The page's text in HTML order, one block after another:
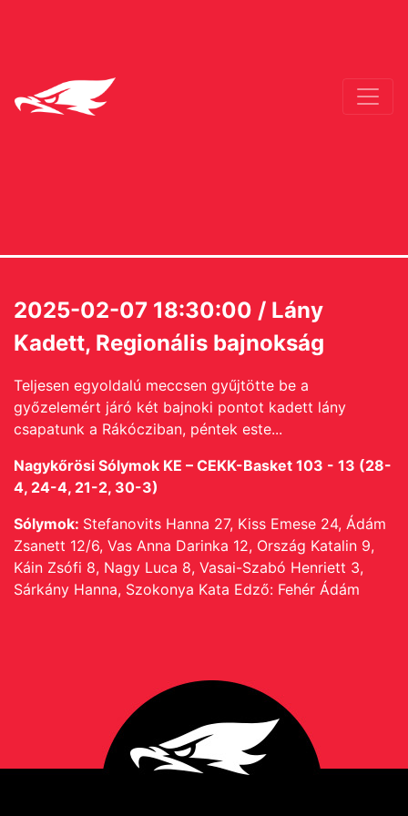
2025-02-07 18:30:00 / Lány
Kadett, Regionális bajnokság
Teljesen egyoldalú meccsen gyűjtötte be a
győzelemért járó két bajnoki pontot kadett lány
csapatunk a Rákócziban, péntek este...
Nagykőrösi Sólymok KE – CEKK-Basket 103 - 13 (28-
4, 24-4, 21-2, 30-3)
Sólymok: Stefanovits Hanna 27, Kiss Emese 24, Ádám
Zsanett 12/6, Vas Anna Darinka 12, Ország Katalin 9,
Káin Zsófi 8, Nagy Luca 8, Vasai-Szabó Henriett 3,
Sárkány Hanna, Szokonya Kata Edző: Fehér Ádám